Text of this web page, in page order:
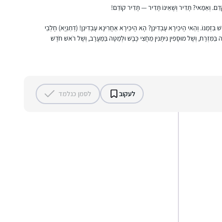
וְאַמַּאי? תָּדִיר וְשֶׁאֵינוֹ תָּדִיר — תָּדִיר קוֹדֵם!
וְהַאי הֶיכֵּירָא עָבְדִינַן? הָא הֶיכֵּירָא אַחֲרִינָא עָבְדִינַן! (דְּתַנְיָא) חֶלְבֵי
בַּמִּזְרָח, וְשֶׁל מוּסָפִין נִיתָּנִין מֵחֲצִי כֶּבֶשׁ וּלְמַטָּה בַּמַּעֲרָב, וְשֶׁל רֹאשׁ חֹדֶשׁ
לעקוב לסמן כנלמד
A friend in the SF Bay Area said in Dec 2019
that she might start listening on her
preparing to make Aliyah in the summer.
חנה פיוטרקובסקי
ירושלים, Israel